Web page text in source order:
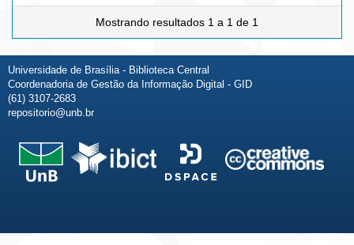
Mostrando resultados 1 a 1 de 1
Universidade de Brasília - Biblioteca Central
Coordenadoria de Gestão da Informação Digital - GID
(61) 3107-2683
repositorio@unb.br